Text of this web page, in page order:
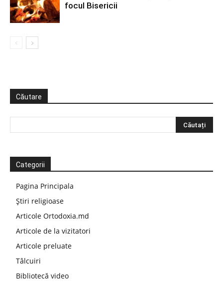
focul Bisericii
Căutare
Categorii
Pagina Principala
Știri religioase
Articole Ortodoxia.md
Articole de la vizitatori
Articole preluate
Tâlcuiri
Bibliotecă video